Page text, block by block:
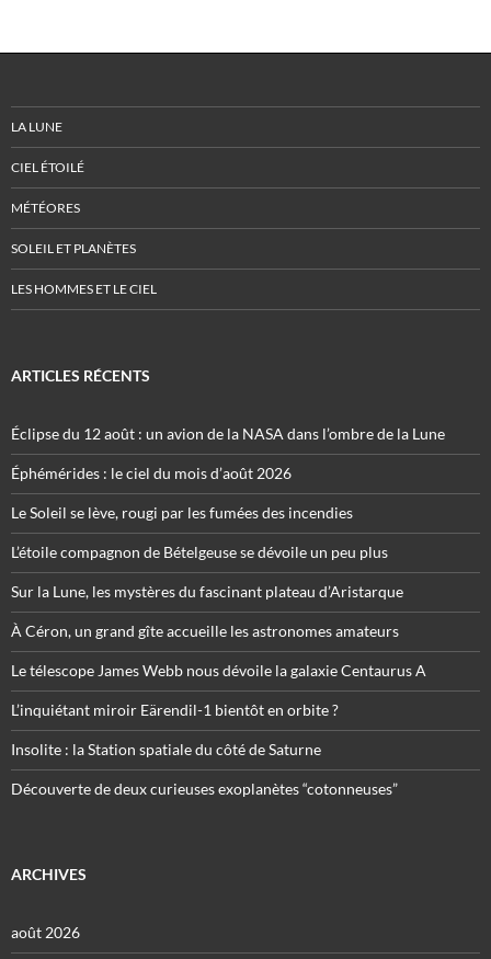
LA LUNE
CIEL ÉTOILÉ
MÉTÉORES
SOLEIL ET PLANÈTES
LES HOMMES ET LE CIEL
ARTICLES RÉCENTS
Éclipse du 12 août : un avion de la NASA dans l’ombre de la Lune
Éphémérides : le ciel du mois d’août 2026
Le Soleil se lève, rougi par les fumées des incendies
L’étoile compagnon de Bételgeuse se dévoile un peu plus
Sur la Lune, les mystères du fascinant plateau d’Aristarque
À Céron, un grand gîte accueille les astronomes amateurs
Le télescope James Webb nous dévoile la galaxie Centaurus A
L’inquiétant miroir Eärendil-1 bientôt en orbite ?
Insolite : la Station spatiale du côté de Saturne
Découverte de deux curieuses exoplanètes “cotonneuses”
ARCHIVES
août 2026